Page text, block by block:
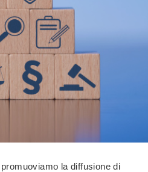
la diffusione di